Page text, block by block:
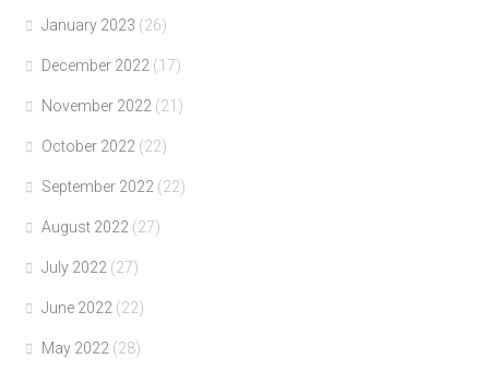
January 2023 (26)
December 2022 (17)
November 2022 (21)
October 2022 (22)
September 2022 (22)
August 2022 (27)
July 2022 (27)
June 2022 (22)
May 2022 (28)